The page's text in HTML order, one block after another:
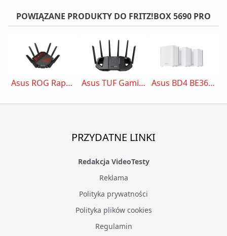
POWIĄZANE PRODUKTY DO FRITZ!BOX 5690 PRO
Asus ROG Rapture GT-BE19000 Asus TUF Gaming BE9400 Asus BD4 BE3600
PRZYDATNE LINKI
Redakcja VideoTesty
Reklama
Polityka prywatności
Polityka plików cookies
Regulamin